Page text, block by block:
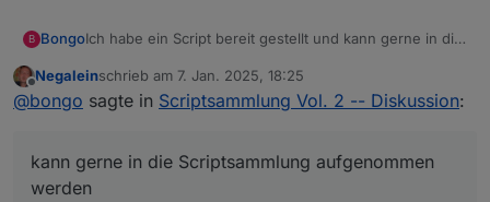
B BongoIch habe ein Script bereit gestellt und kann gerne in die
[Script] JUDO Wasserenthärtung - Connectivity-Modul
API
Ziel – Was kann das Programm?
Auslesen der Werte:
Offline
Negaleinschrieb am 7. Jan. 2025, 18:25
zuletzt editiert von
@bongo sagte in Scriptsammlung Vol. 2 -- Diskussion:
kann gerne in die Scriptsammlung aufgenommen
werden